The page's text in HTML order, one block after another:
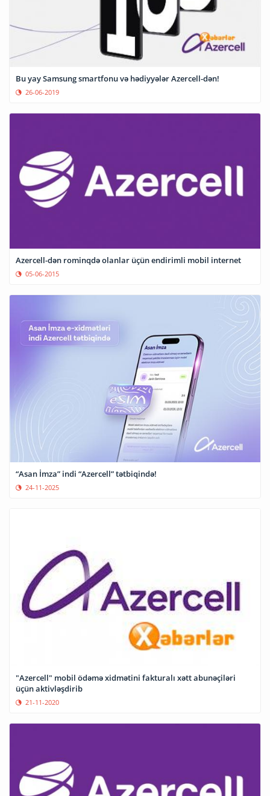
Bu yay Samsung smartfonu və hədiyyələr Azercell-dən!
26-06-2019
Azercell-dən rominqdə olanlar üçün endirimli mobil internet
05-06-2015
“Asan İmza” indi “Azercell” tətbiqində!
24-11-2025
"Azercell" mobil ödəmə xidmətini fakturalı xətt abunəçiləri
üçün aktivləşdirib
21-11-2020